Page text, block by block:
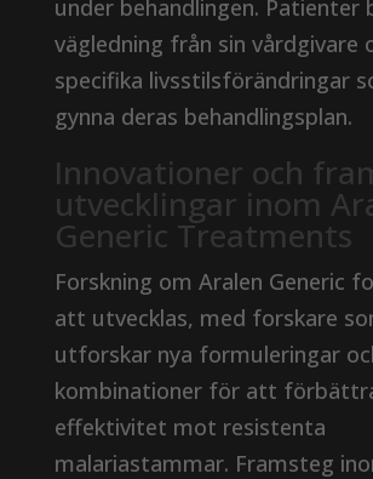
under behandlingen. Patienter
vägledning från sin vårdgivare
specifika livsstilsförändringar
gynna deras behandlingsplan.
Innovationer och
utvecklingar inom
Generic Treatments
Forskning om Aralen Generic
att utvecklas, med forskare
utforskar nya formuleringar
kombinationer för att
effektivitet mot resistenta
malariastammar. Framsteg